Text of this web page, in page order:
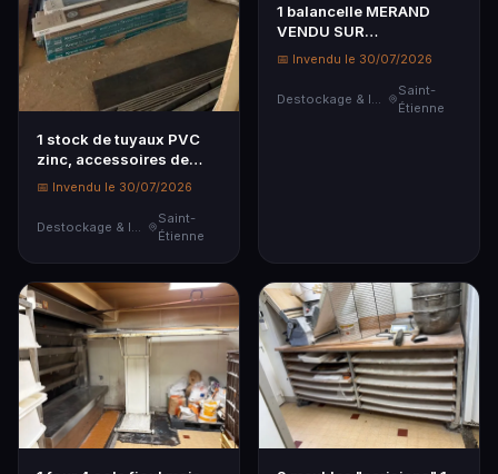
1 stock de tuyaux PVC
zinc, accessoires de
velux, panneaux
tuyaux aluminium, 20m²
de parquet f...
📅 Invendu le 30/07/2026
Destockage & Invendus
Saint-
Étienne
1 balancelle MERAND
VENDU SUR
DESIGNATION le
30/07/2026 à 9h30 en
notre étude 2C
PARTENAIRES sise 4 rue
📅 Invendu le 30/07/2026
Saint-
Étienne